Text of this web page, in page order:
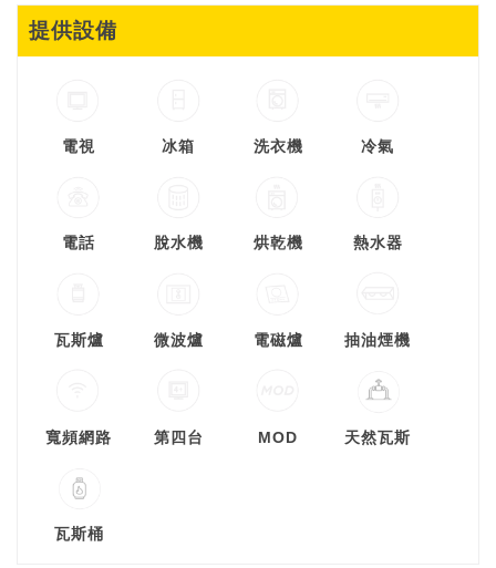
提供設備
電視 冰箱 洗衣機 冷氣
電話 脫水機 烘乾機 熱水器
瓦斯爐 微波爐 電磁爐 抽油煙機
寬頻網路 第四台 MOD 天然瓦斯
瓦斯桶